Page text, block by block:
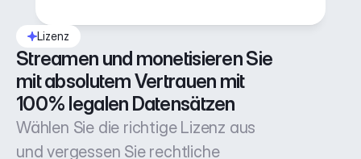
Lizenz
Streamen und monetisieren Sie
mit absolutem Vertrauen mit
100% legalen Datensätzen
Wählen Sie die richtige Lizenz aus
und vergessen Sie rechtliche